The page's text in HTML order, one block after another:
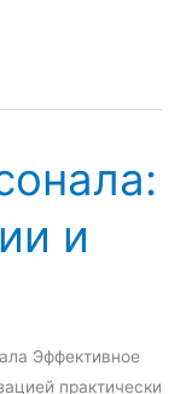
и
Эффективное
практически